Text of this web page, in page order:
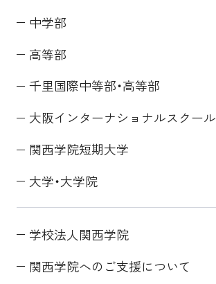
中学部
高等部
千里国際中等部・高等部
大阪インターナショナルスクール
関西学院短期大学
大学・大学院
学校法人関西学院
関西学院へのご支援について